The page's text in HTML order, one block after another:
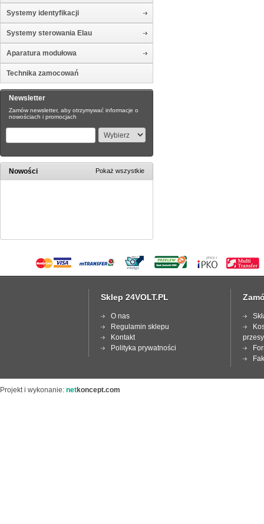
Systemy identyfikacji
Systemy sterowania Elau
Aparatura modułowa
Technika zamocowań
Newsletter
Zamów newsletter, aby otrzymywać informacje o
nowościach i promocjach
Nowości Pokaż wszystkie
Sklep 24VOLT.PL
O nas
Regulamin sklepu
Kontakt
Polityka prywatności
Projekt i wykonanie: netkoncept.com